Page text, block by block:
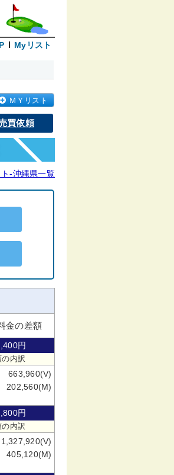
Myリスト
ＭＹリスト
買依頼
ト-沖縄県一覧
金の差額
円
の内訳
663,960(V)
202,560(M)
円
の内訳
1,327,920(V)
405,120(M)